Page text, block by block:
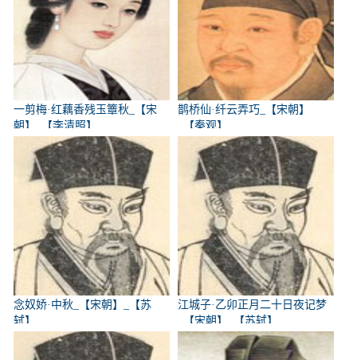
一剪梅·红藕香残玉簟秋_【宋
朝】_【李清照】
鹊桥仙·纤云弄巧_【宋朝】
_【秦观】
念奴娇·中秋_【宋朝】_【苏
轼】
江城子·乙卯正月二十日夜记梦
_【宋朝】_【苏轼】